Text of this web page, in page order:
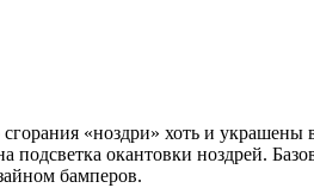
«ноздри» хоть и
окантовки ноздрей.
бамперов.